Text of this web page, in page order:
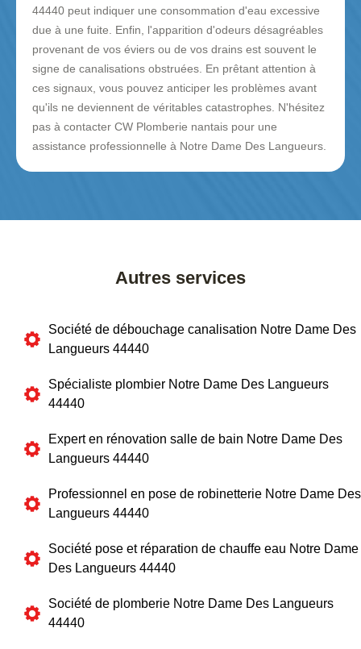
44440 peut indiquer une consommation d'eau excessive
due à une fuite. Enfin, l'apparition d'odeurs désagréables
provenant de vos éviers ou de vos drains est souvent le
signe de canalisations obstruées. En prêtant attention à
ces signaux, vous pouvez anticiper les problèmes avant
qu'ils ne deviennent de véritables catastrophes. N'hésitez
pas à contacter CW Plomberie nantais pour une
assistance professionnelle à Notre Dame Des Langueurs.
Autres services
Société de débouchage canalisation Notre Dame Des
Langueurs 44440
Spécialiste plombier Notre Dame Des Langueurs
44440
Expert en rénovation salle de bain Notre Dame Des
Langueurs 44440
Professionnel en pose de robinetterie Notre Dame Des
Langueurs 44440
Société pose et réparation de chauffe eau Notre Dame
Des Langueurs 44440
Société de plomberie Notre Dame Des Langueurs
44440